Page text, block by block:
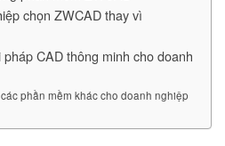
chọn ZWCAD thay vì
CAD thông minh cho doanh
phần mềm khác cho doanh nghiệp